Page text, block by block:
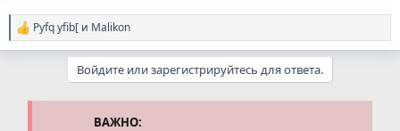
Р
е
Pyfq yfib[ и Malikon
Войдите или зарегистрируйтесь для ответа.
ВАЖНО: